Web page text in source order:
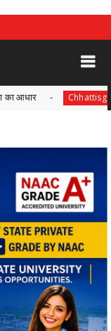
Chhattisgarh आयुक्त